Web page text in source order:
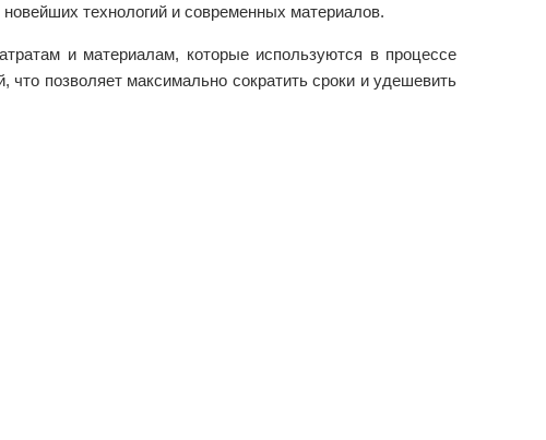
технологий и современных материалов.
и материалам, которые используются в процессе
что позволяет максимально сократить сроки и удешевить